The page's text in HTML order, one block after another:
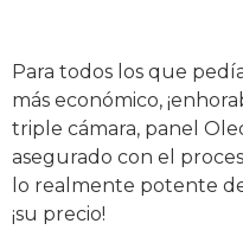
Para todos los que
más económico,
triple cámara, panel
asegurado con el
lo realmente potente
¡su precio!